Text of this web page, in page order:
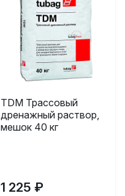
TDM Трассовый
дренажный раствор,
мешок 40 кг
1 225 ₽